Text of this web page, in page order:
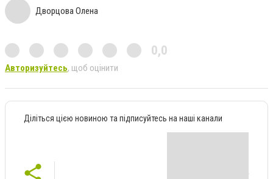
Дворцова Олена
0,0
Авторизуйтесь, щоб оцінити
Діліться цією новиною та підписуйтесь на наші канали